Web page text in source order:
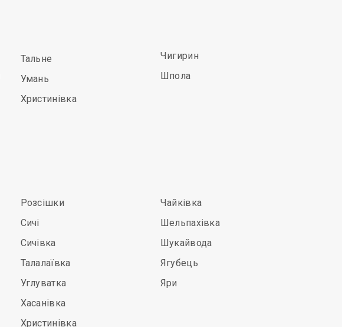
Тальне
Умань
Христинівка
Чигирин
Шпола
Розсішки
Сичі
Сичівка
Талалаївка
Углуватка
Хасанівка
Христинівка
Чайківка
Шельпахівка
Шукайвода
Ягубець
Яри